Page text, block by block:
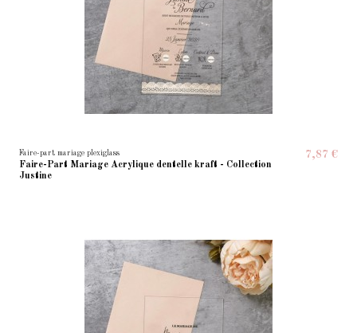
Faire-part mariage plexiglass
Faire-Part Mariage Acrylique dentelle kraft - Collection
Justine
7,87 €